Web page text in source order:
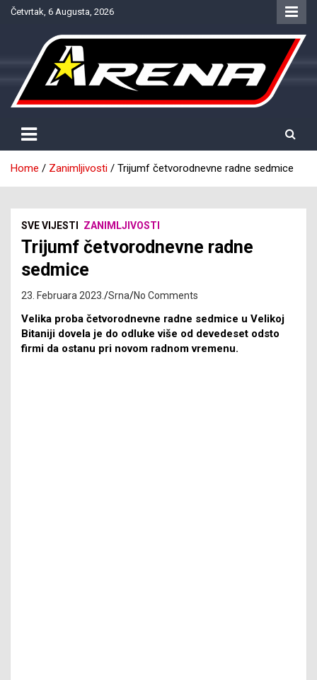
SkipČetvrtak, 6 Augusta, 2026
NTV Arena
Home Zanimljivosti Trijumf četvorodnevne radne sedmice
SVE VIJESTI ZANIMLJIVOSTI
Trijumf četvorodnevne radne
sedmice
23. Februara 2023. Srna No Comments
Velika proba četvorodnevne radne sedmice u Velikoj
Bitaniji dovela je do odluke više od devedeset odsto
firmi da ostanu pri novom radnom vremenu.